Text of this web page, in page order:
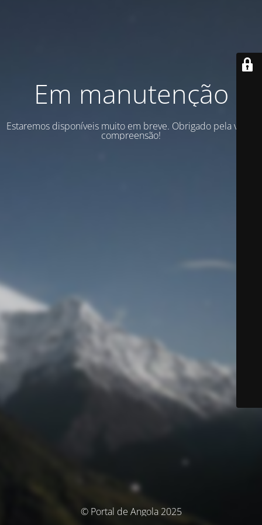
Em manutenção
Estaremos disponíveis muito em breve. Obrigado pela vossa
compreensão!
© Portal de Angola 2025